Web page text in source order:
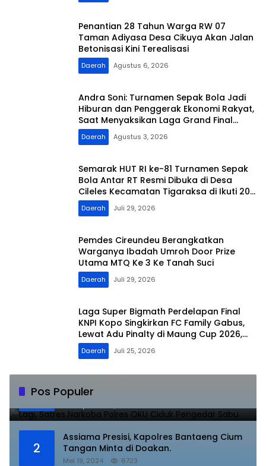
Penantian 28 Tahun Warga RW 07
Taman Adiyasa Desa Cikuya Akan Jalan
Betonisasi Kini Terealisasi
Daerah Agustus 6, 2026
Andra Soni: Turnamen Sepak Bola Jadi
Hiburan dan Penggerak Ekonomi Rakyat,
Saat Menyaksikan Laga Grand Final
Maung Cup 3
Daerah Agustus 3, 2026
Semarak HUT RI ke-81 Turnamen Sepak
Bola Antar RT Resmi Dibuka di Desa
Cileles Kecamatan Tigaraksa di Ikuti 20
RT
Daerah Juli 29, 2026
Pemdes Cireundeu Berangkatkan
Warganya Ibadah Umroh Door Prize
Utama MTQ Ke 3 Ke Tanah Suci
Daerah Juli 29, 2026
Laga Super Bigmath Perdelapan Final
KNPI Kopo Singkirkan FC Family Gabus,
Lewat Adu Pinalty di Maung Cup 2026,
Target Juara
Daerah Juli 25, 2026
Pos Populer
1
Pengedar Sabu
2
Assiama Presisi, Kapolres Bantaeng Cium
Tangan Minta di Doakan.
Mei 19, 2024 6723